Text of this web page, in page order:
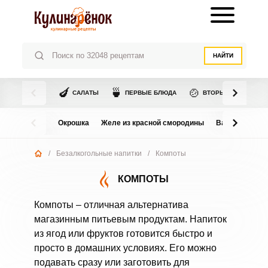
НАЙТИ
🍆 САЛАТЫ 🍵 ПЕРВЫЕ БЛЮДА 🍲 ВТОРЫЕ БЛЮДА
Окрошка Желе из красной смородины Варенье из
/ Безалкогольные напитки / Компоты
КОМПОТЫ
Компоты – отличная альтернатива
магазинным питьевым продуктам. Напиток
из ягод или фруктов готовится быстро и
просто в домашних условиях. Его можно
подавать сразу или заготовить для